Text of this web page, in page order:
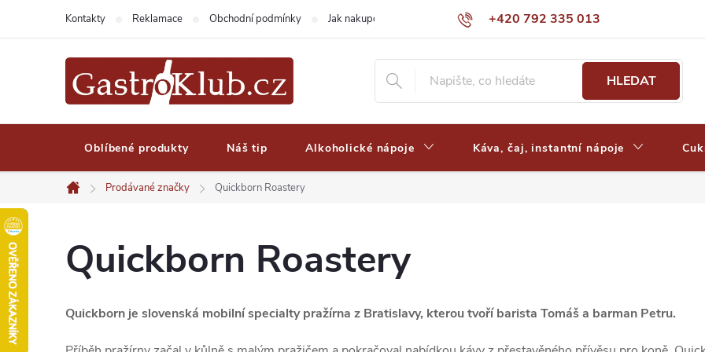
+420 792 335 013
Kontakty Reklamace Obchodní podmínky Jak nakupovat Výdejní místa a ceny dopravy Často kladené otázky
HLEDAT
Oblíbené produkty Náš tip Alkoholické nápoje Káva, čaj, instantní nápoje
Domů
Prodávané značky Quickborn Roastery
Quickborn Roastery
Quickborn je slovenská mobilní specialty pražírna z Bratislavy, kterou tvoří barista Tomáš a barman Petru.